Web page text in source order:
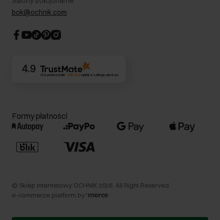
Blog
Dla akcjonariuszy
CSR
bok@ochnik.com
4.9
Na podstawie 356 929opinii z całego okresu
Formy płatności
© Sklep internetowy OCHNIK 2026 . All Right Reserved.
e-commerce platform by